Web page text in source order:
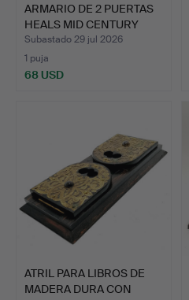
ARMARIO DE 2 PUERTAS
HEALS MID CENTURY
CON…
Subastado 29 jul 2026
1 puja
68 USD
ATRIL PARA LIBROS DE
MADERA DURA CON